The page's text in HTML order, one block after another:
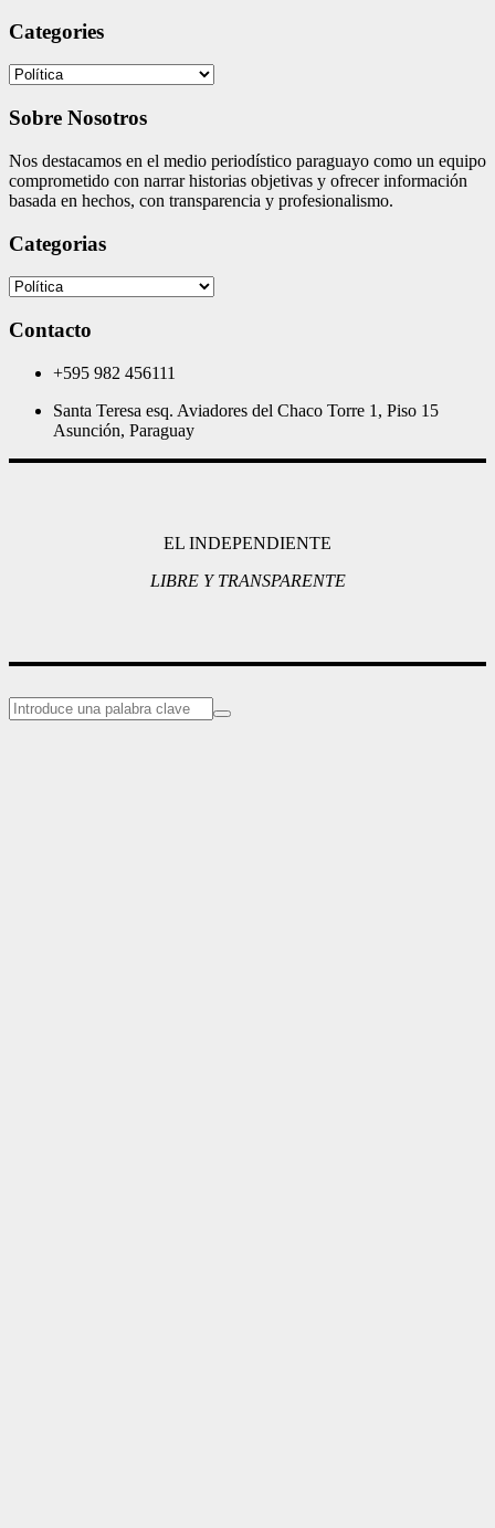
Categories
Categories
Sobre Nosotros
Nos destacamos en el medio periodístico paraguayo como un equipo
comprometido con narrar historias objetivas y ofrecer información
basada en hechos, con transparencia y profesionalismo.
Categorias
Categorias
Contacto
+595 982 456111
Santa Teresa esq. Aviadores del Chaco Torre 1, Piso 15
Asunción, Paraguay
EL INDEPENDIENTE
LIBRE Y TRANSPARENTE